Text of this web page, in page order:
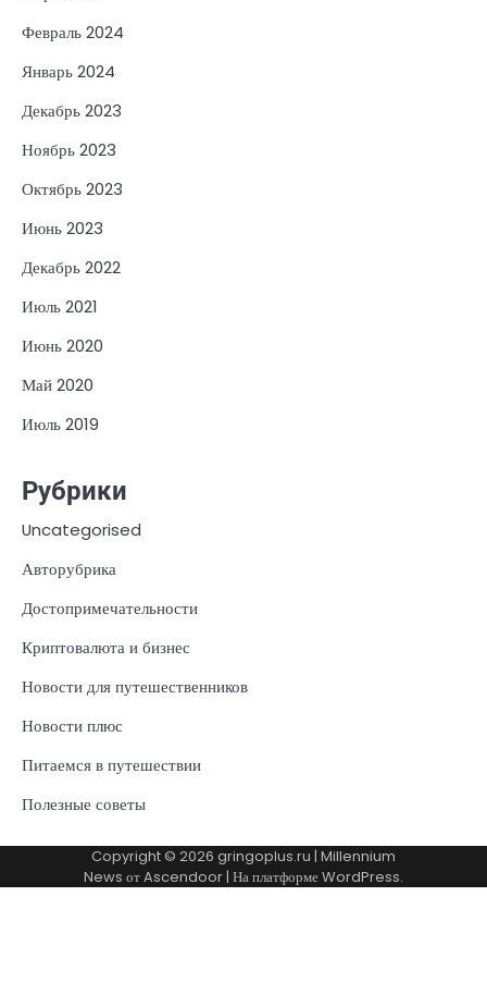
Февраль 2024
Январь 2024
Декабрь 2023
Ноябрь 2023
Октябрь 2023
Июнь 2023
Декабрь 2022
Июль 2021
Июнь 2020
Май 2020
Июль 2019
Рубрики
Uncategorised
Авторубрика
Достопримечательности
Криптовалюта и бизнес
Новости для путешественников
Новости плюс
Питаемся в путешествии
Полезные советы
Copyright © 2026 gringoplus.ru | Millennium
News отAscendoor | На платформеWordPress.